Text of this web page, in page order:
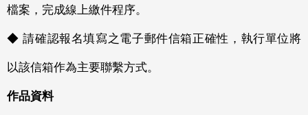
檔案，完成線上繳件程序。
◆ 請確認報名填寫之電子郵件信箱正確性，執行單位將
以該信箱作為主要聯繫方式。
作品資料